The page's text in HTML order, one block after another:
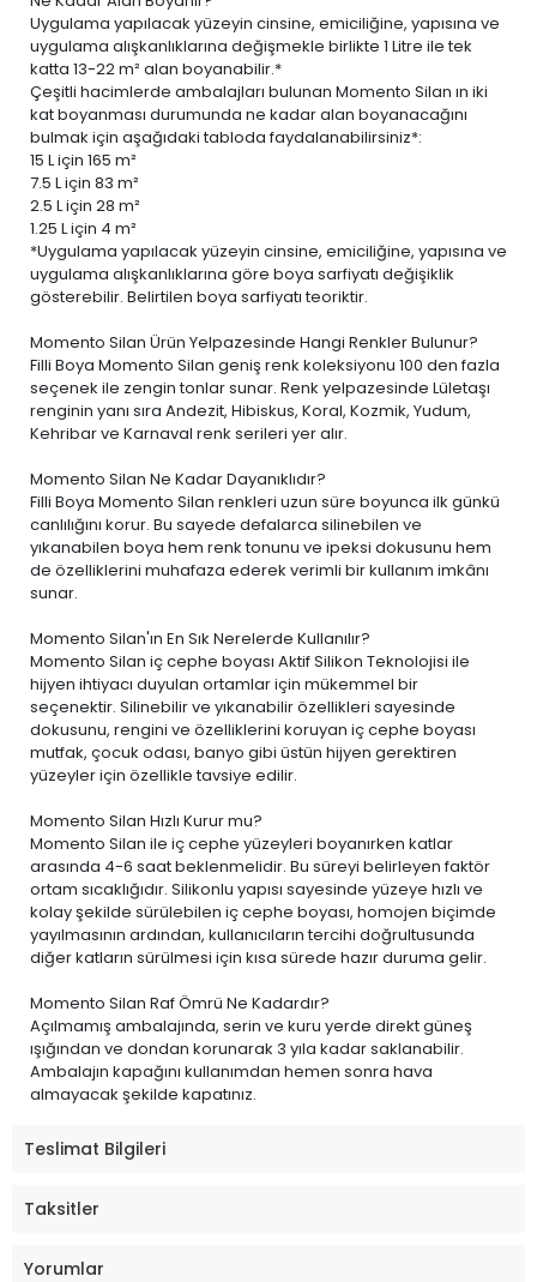
Uygulama yapılacak yüzeyin cinsine, emiciliğine, yapısına ve
uygulama alışkanlıklarına değişmekle birlikte 1 Litre ile tek
katta 13-22 m² alan boyanabilir.*
Çeşitli hacimlerde ambalajları bulunan Momento Silan ın iki
kat boyanması durumunda ne kadar alan boyanacağını
bulmak için aşağıdaki tabloda faydalanabilirsiniz*:
15 Liçin 165 m²
7.5 Liçin 83 m²
2.5 Liçin 28 m²
1.25 Liçin 4 m²
*Uygulama yapılacak yüzeyin cinsine, emiciliğine, yapısına ve
uygulama alışkanlıklarına göre boya sarfiyatı değişiklik
gösterebilir. Belirtilen boya sarfiyatı teoriktir.
Momento Silan Ürün Yelpazesinde Hangi Renkler Bulunur?
Filli Boya Momento Silan geniş renk koleksiyonu 100 den fazla
seçenek ile zengin tonlar sunar. Renk yelpazesinde Lületaşı
renginin yanı sıra Andezit, Hibiskus, Koral, Kozmik, Yudum,
Kehribar ve Karnaval renk serileri yer alır.
Momento Silan Ne Kadar Dayanıklıdır?
Filli Boya Momento Silan renkleri uzun süre boyunca ilk günkü
canlılığını korur. Bu sayede defalarca silinebilen ve
yıkanabilen boya hem renk tonunu ve ipeksi dokusunu hem
de özelliklerini muhafaza ederek verimli bir kullanım imkânı
sunar.
Momento Silan'ın En Sık Nerelerde Kullanılır?
Momento Silan iç cephe boyası Aktif Silikon Teknolojisi ile
hijyen ihtiyacı duyulan ortamlar için mükemmel bir
seçenektir. Silinebilir ve yıkanabilir özellikleri sayesinde
dokusunu, rengini ve özelliklerini koruyan iç cephe boyası
mutfak, çocuk odası, banyo gibi üstün hijyen gerektiren
yüzeyler için özellikle tavsiye edilir.
Momento Silan Hızlı Kurur mu?
Momento Silan ile iç cephe yüzeyleri boyanırken katlar
arasında 4-6 saat beklenmelidir. Bu süreyi belirleyen faktör
ortam sıcaklığıdır. Silikonlu yapısı sayesinde yüzeye hızlı ve
kolay şekilde sürülebilen iç cephe boyası, homojen biçimde
yayılmasının ardından, kullanıcıların tercihi doğrultusunda
diğer katların sürülmesi için kısa sürede hazır duruma gelir.
Momento Silan Raf Ömrü Ne Kadardır?
Açılmamış ambalajında, serin ve kuru yerde direkt güneş
ışığından ve dondan korunarak 3 yıla kadar saklanabilir.
Ambalajın kapağını kullanımdan hemen sonra hava
almayacak şekilde kapatınız.
Teslimat Bilgileri
Taksitler
Yorumlar